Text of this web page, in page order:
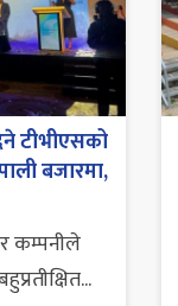
टीभीएसको
बजारमा,
कम्पनीले